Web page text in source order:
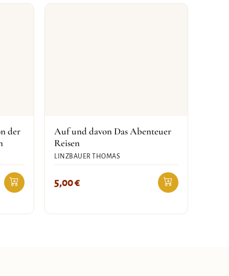
der
Auf und davon Das Abenteuer
Reisen
LINZBAUER THOMAS
5,00€